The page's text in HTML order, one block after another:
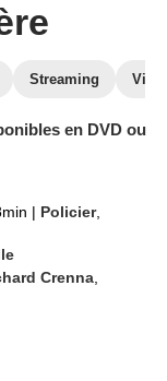
Streaming
en DVD ou
| Policier,
Crenna